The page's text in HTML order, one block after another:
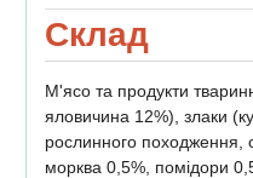
Склад
М'ясо та продукти
яловичина 12%), злаки
рослинного походження,
морква 0,5%, помідори